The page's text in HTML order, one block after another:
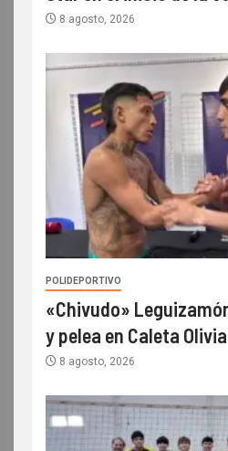
8 agosto, 2026
POLIDEPORTIVO
«Chivudo»
y pelea en Caleta Olivia
8 agosto, 2026